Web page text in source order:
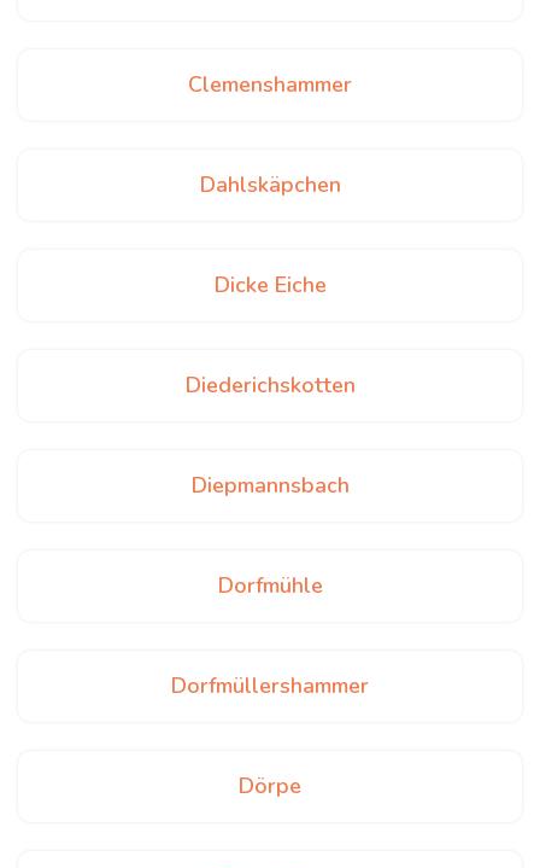
Clemenshammer
Dahlskäpchen
Dicke Eiche
Diederichskotten
Diepmannsbach
Dorfmühle
Dorfmüllershammer
Dörpe